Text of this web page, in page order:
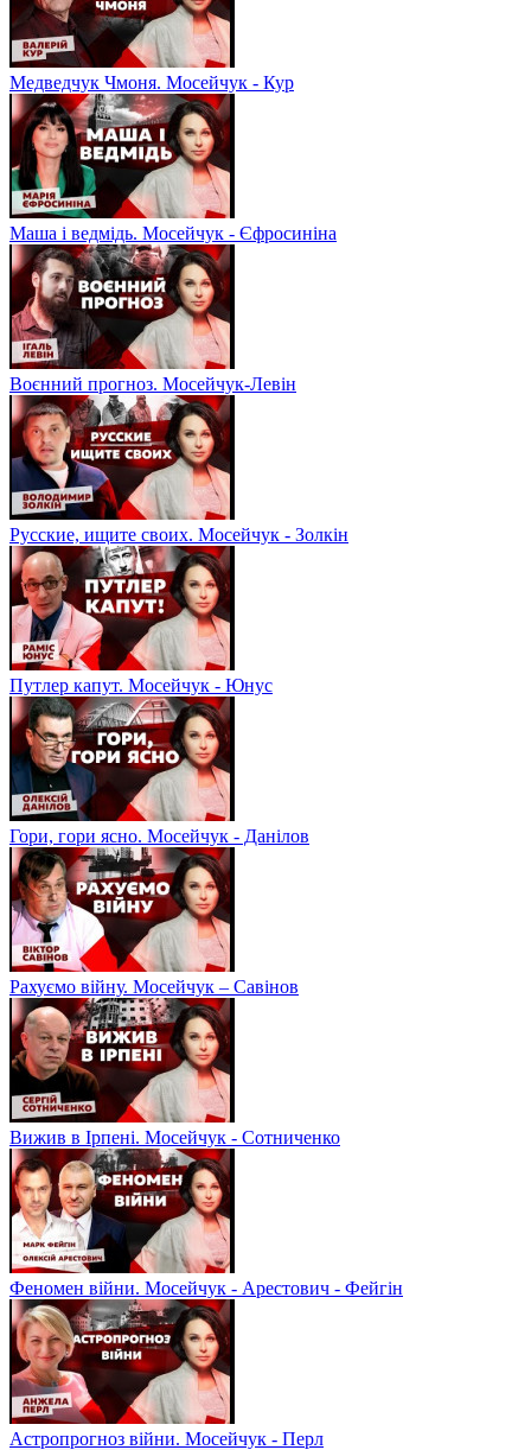
Медведчук Чмоня. Мосейчук - Кур
Маша і ведмідь. Мосейчук - Єфросиніна
Воєнний прогноз. Мосейчук-Левін
Русские, ищите своих. Мосейчук - Золкін
Путлер капут. Мосейчук - Юнус
Гори, гори ясно. Мосейчук - Данілов
Рахуємо війну. Мосейчук – Савінов
Вижив в Ірпені. Мосейчук - Сотниченко
Феномен війни. Мосейчук - Арестович - Фейгін
Астропрогноз війни. Мосейчук - Перл